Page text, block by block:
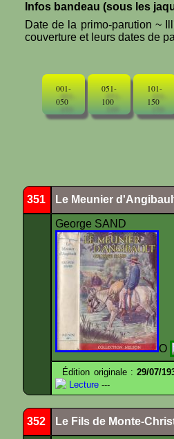
Infos bandeau (sous les
Date de la primo-parution ~
couverture et leurs dates de
001-
050
051-
100
101-
150
351 Le Meunier
George SAND
O
Édition originale :29/07/
Lecture ---
352 Le Fils de Monte-